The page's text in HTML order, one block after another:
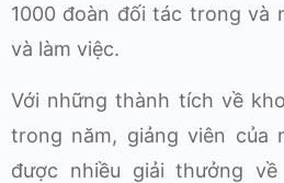
1000 đoàn đối tác trong và
và làm việc.
Với những thành tích về
trong năm, giảng viên của
được nhiều giải thưởng